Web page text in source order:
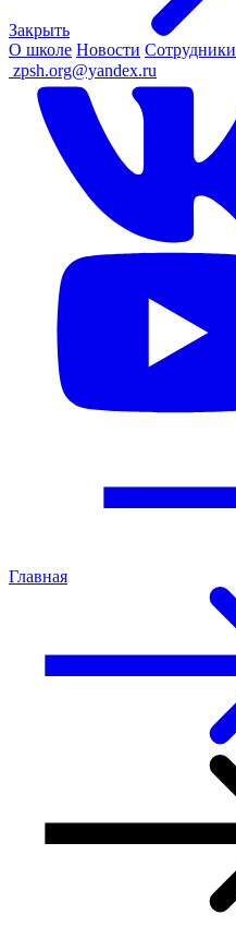
Закрыть
О школе Новости Сотрудники
zpsh.org@yandex.ru
Главная